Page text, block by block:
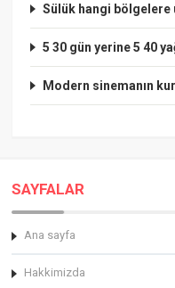
Sülük hangi bölgelere
5 30 gün yerine 5 40
Modern sinemanın
SAYFALAR
Ana sayfa
Hakkimizda